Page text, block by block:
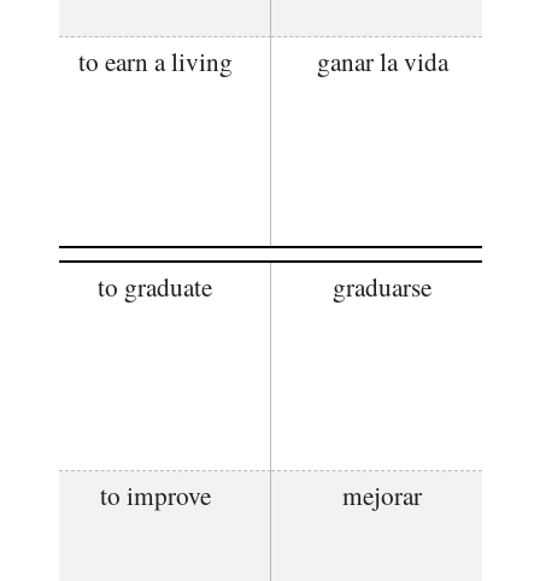
to earn a living ganar la vida
to graduate graduarse
to improve mejorar